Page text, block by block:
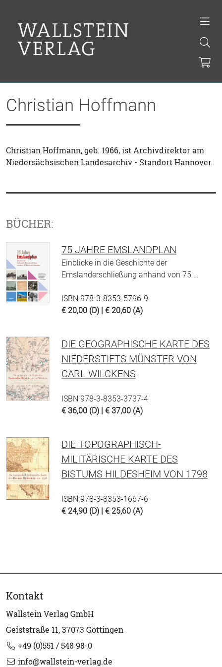
Christian Hoffmann
Christian Hoffmann, geb. 1966, ist Archivdirektor am
Niedersächsischen Landesarchiv - Standort Hannover.
BÜCHER:
75 JAHRE EMSLANDPLAN
Einblicke in die Geschichte der
Emslanderschließung anhand von 75 …
ISBN 978-3-8353-5796-9
€ 20,00 (D) | € 20,60 (A)
DIE GEOGRAPHISCHE KARTE DES
NIEDERSTIFTS MÜNSTER VON
CARL WILCKENS
ISBN 978-3-8353-3737-4
€ 36,00 (D) | € 37,00 (A)
DIE TOPOGRAPHISCH-
MILITÄRISCHE KARTE DES
BISTUMS HILDESHEIM VON 1798
ISBN 978-3-8353-1667-6
€ 24,90 (D) | € 25,60 (A)
Kontakt
Wallstein Verlag GmbH
Geiststraße 11, 37073 Göttingen
+49 (0)551 / 548 98-0
info@wallstein-verlag.de